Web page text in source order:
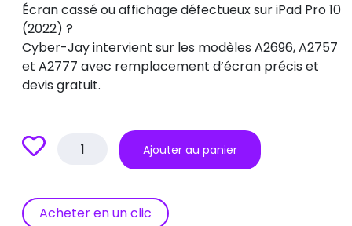
Écran cassé ou affichage défectueux sur iPad Pro 10
(2022) ?
Cyber-Jay intervient sur les modèles A2696, A2757
et A2777 avec remplacement d’écran précis et
devis gratuit.
quantité
iPad
Ajouter au panier
Acheter en un clic